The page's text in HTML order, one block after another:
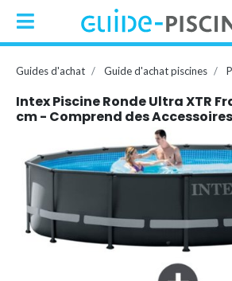
Guides d'achat Guide d'achat piscines
Intex Piscine Ronde Ultra XTR
cm - Comprend des